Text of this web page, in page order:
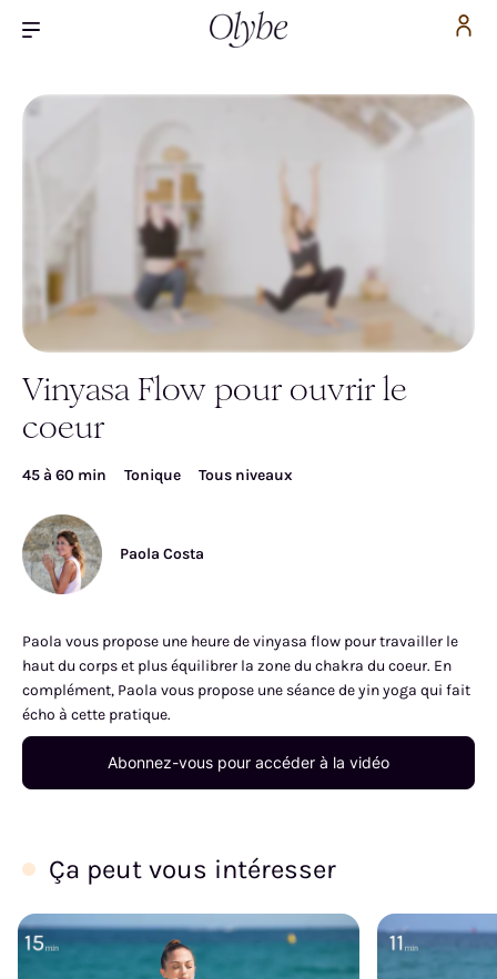
Inscrivez-vous pour accéder gratuitement à la
Vinyasa Flow pour ouvrir le
coeur
45 à 60 min Tonique Tous niveaux
Paola Costa
Paola vous propose une heure de vinyasa flow pour travailler le
haut du corps et plus équilibrer la zone du chakra du coeur. En
complément, Paola vous propose une séance de yin yoga qui fait
écho à cette pratique.
Abonnez-vous pour accéder à la vidéo
Ça peut vous intéresser